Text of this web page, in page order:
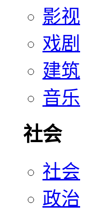
影视
戏剧
建筑
音乐
社会
社会
政治